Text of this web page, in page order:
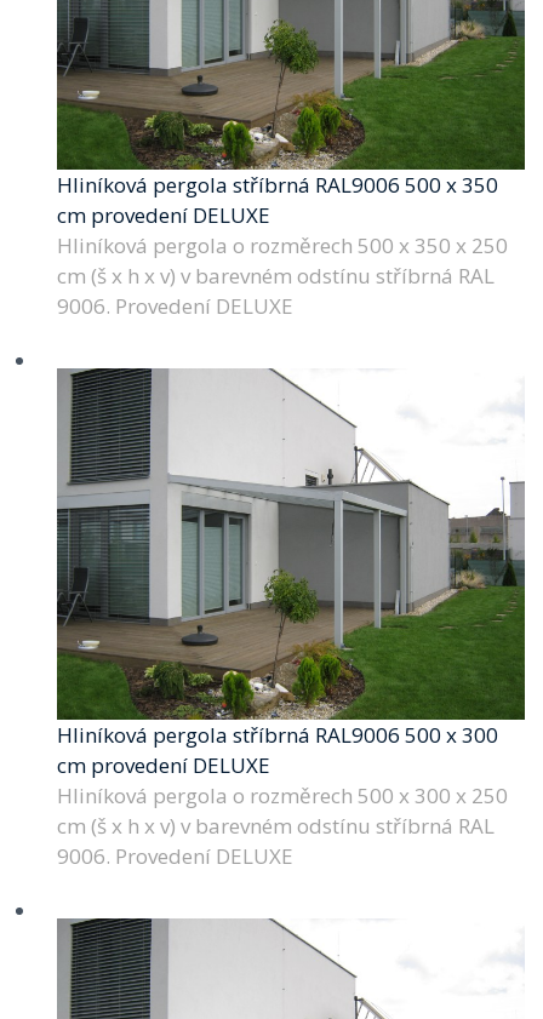
Hliníková pergola stříbrná RAL9006 500 x 350
cm provedení DELUXE
Hliníková pergola o rozměrech 500 x 350 x 250
cm (š x h x v) v barevném odstínu stříbrná RAL
9006. Provedení DELUXE
Hliníková pergola stříbrná RAL9006 500 x 300
cm provedení DELUXE
Hliníková pergola o rozměrech 500 x 300 x 250
cm (š x h x v) v barevném odstínu stříbrná RAL
9006. Provedení DELUXE